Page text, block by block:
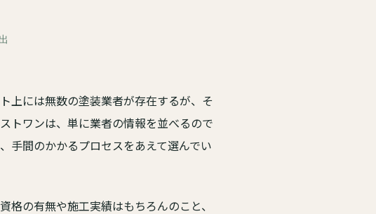
上には無数の塗装業者が存在するが、そ
トワンは、単に業者の情報を並べるので
手間のかかるプロセスをあえて選んでい
の有無や施工実績はもちろんのこと、